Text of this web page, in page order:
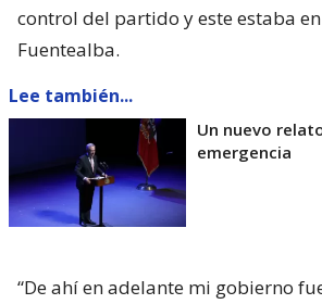
control del partido y este estaba
Fuentealba.
Lee también...
Un nuevo
emergencia
“De ahí en adelante mi gobierno